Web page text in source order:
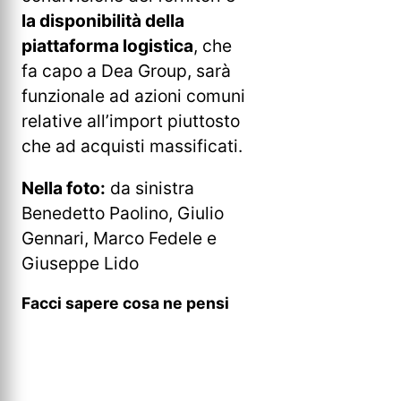
la disponibilità della
piattaforma logistica, che
fa capo a Dea Group, sarà
funzionale ad azioni comuni
relative all’import piuttosto
che ad acquisti massificati.
Nella foto: da sinistra
Benedetto Paolino, Giulio
Gennari, Marco Fedele e
Giuseppe Lido
Facci sapere cosa ne pensi